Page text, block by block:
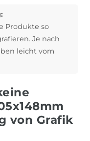
Produkte so
Je nach
leicht vom
von Grafik